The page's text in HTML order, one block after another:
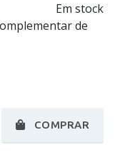
Em stock
de
COMPRAR